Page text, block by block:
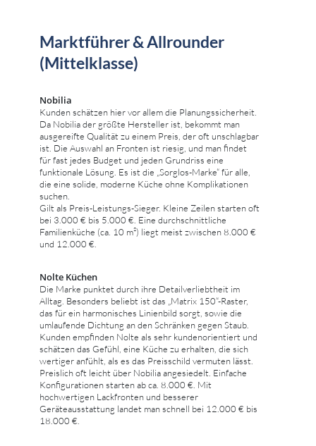
Marktführer & Allrounder
(Mittelklasse)
Nobilia
Kunden schätzen hier vor allem die Planungssicherheit.
Da Nobilia der größte Hersteller ist, bekommt man
ausgereifte Qualität zu einem Preis, der oft unschlagbar
ist. Die Auswahl an Fronten ist riesig, und man findet
für fast jedes Budget und jeden Grundriss eine
funktionale Lösung. Es ist die „Sorglos-Marke“ für alle,
die eine solide, moderne Küche ohne Komplikationen
suchen.
Gilt als Preis-Leistungs-Sieger. Kleine Zeilen starten oft
bei 3.000 € bis 5.000 €. Eine durchschnittliche
Familienküche (ca. 10 m²) liegt meist zwischen 8.000 €
und 12.000 €.
Nolte Küchen
Die Marke punktet durch ihre Detailverliebtheit im
Alltag. Besonders beliebt ist das „Matrix 150“-Raster,
das für ein harmonisches Linienbild sorgt, sowie die
umlaufende Dichtung an den Schränken gegen Staub.
Kunden empfinden Nolte als sehr kundenorientiert und
schätzen das Gefühl, eine Küche zu erhalten, die sich
wertiger anfühlt, als es das Preisschild vermuten lässt.
Preislich oft leicht über Nobilia angesiedelt. Einfache
Konfigurationen starten ab ca. 8.000 €. Mit
hochwertigen Lackfronten und besserer
Geräteausstattung landet man schnell bei 12.000 € bis
18.000 €.